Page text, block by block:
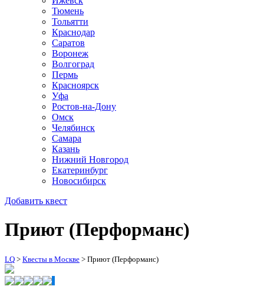
Тюмень
Тольятти
Краснодар
Саратов
Воронеж
Волгоград
Пермь
Красноярск
Уфа
Ростов-на-Дону
Омск
Челябинск
Самара
Казань
Нижний Новгород
Екатеринбург
Новосибирск
Добавить квест
Приют (Перформанс)
LQ > Квесты в Москве > Приют (Перформанс)